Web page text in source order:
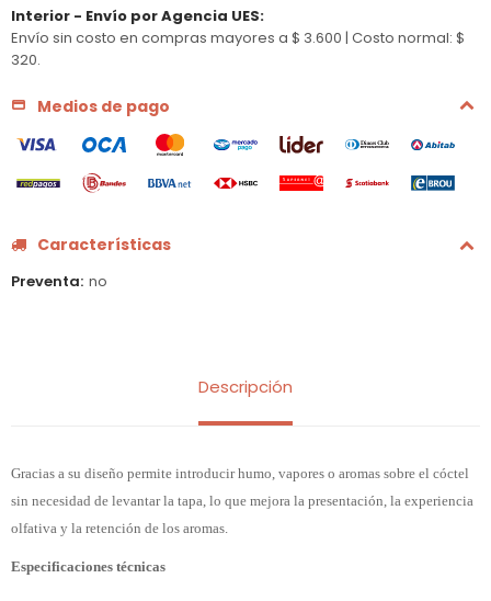
Interior - Envío por Agencia UES:
Envío sin costo en compras mayores a $ 3.600 | Costo normal: $
320.
Medios de pago
Características
Preventa no
Descripción
Gracias a su diseño permite introducir humo, vapores o aromas sobre el cóctel
sin necesidad de levantar la tapa, lo que mejora la presentación, la experiencia
olfativa y la retención de los aromas.
Especificaciones técnicas